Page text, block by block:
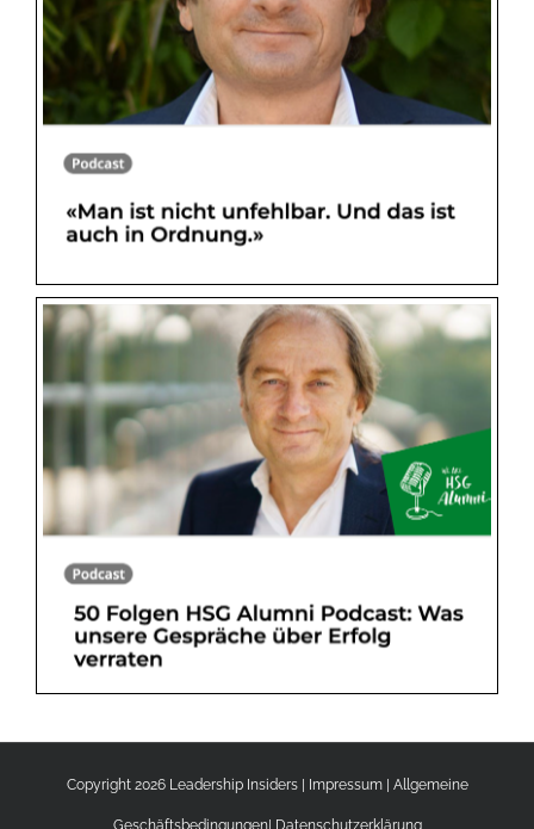
Copyright 2026 Leadership Insiders | Impressum| Allgemeine